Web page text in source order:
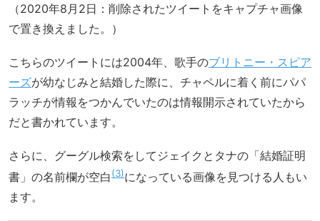
（2020年8月2日：削除されたツイートをキャプチャ画像
で置き換えました。）
こちらのツイートには2004年、歌手のブリトニー・スピア
ーズが幼なじみと結婚した際に、チャペルに着く前にパパ
ラッチが情報をつかんでいたのは情報開示されていたから
だと書かれています。
さらに、グーグル検索をしてジェイクとタナの「結婚証明
書」の名前欄が空白 3 になっている画像を見つける人もい
ます。